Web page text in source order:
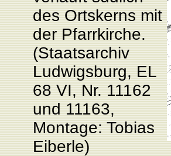
des Ortskerns mit
der Pfarrkirche.
(Staatsarchiv
Ludwigsburg, EL
68 VI, Nr. 11162
und 11163,
Montage: Tobias
Eiberle)